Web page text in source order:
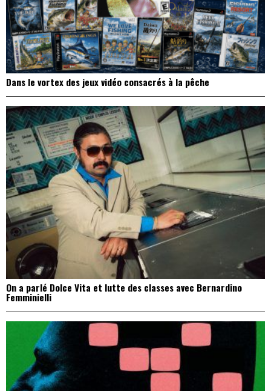
Dans le vortex des jeux vidéo consacrés à la pêche
On a parlé Dolce Vita et lutte des classes avec Bernardino
Femminielli